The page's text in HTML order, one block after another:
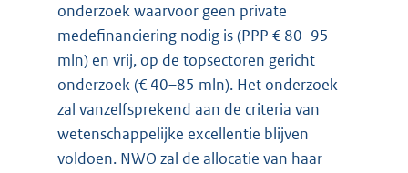
onderzoek waarvoor geen private
medefinanciering nodig is (PPP € 80–95
mln) en vrij, op de topsectoren gericht
onderzoek (€ 40–85 mln). Het onderzoek
zal vanzelfsprekend aan de criteria van
wetenschappelijke excellentie blijven
voldoen. NWO zal de allocatie van haar